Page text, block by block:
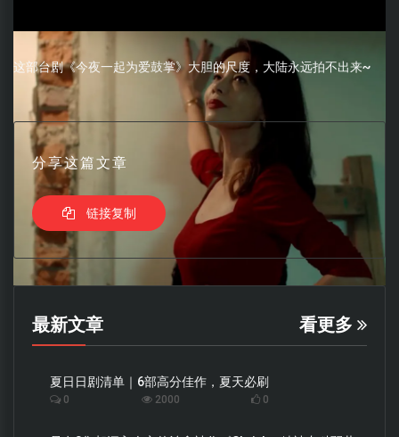
这部台剧《今夜一起为爱鼓掌》大胆的尺度，大陆永远拍不出来~
分享这篇文章
链接复制
最新文章 看更多
夏日日剧清单｜6部高分佳作，夏天必刷
0 2000 0